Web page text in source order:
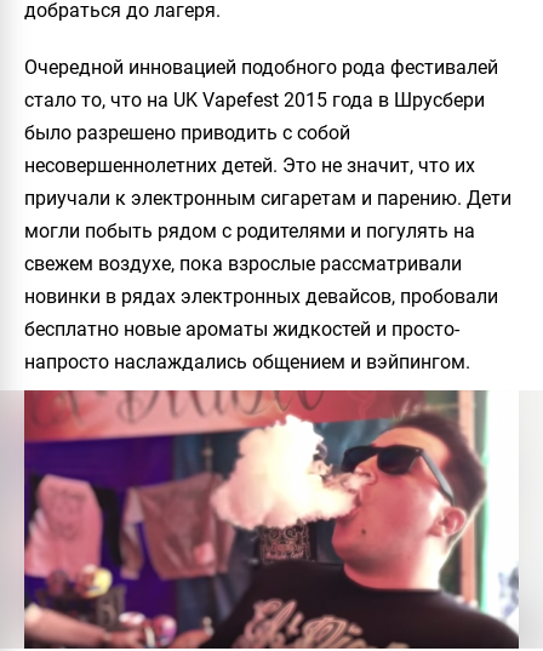
добраться до лагеря.
Очередной инновацией подобного рода фестивалей
стало то, что на UK Vapefest 2015 года в Шрусбери
было разрешено приводить с собой
несовершеннолетних детей. Это не значит, что их
приучали к электронным сигаретам и парению. Дети
могли побыть рядом с родителями и погулять на
свежем воздухе, пока взрослые рассматривали
новинки в рядах электронных девайсов, пробовали
бесплатно новые ароматы жидкостей и просто-
напросто наслаждались общением и вэйпингом.